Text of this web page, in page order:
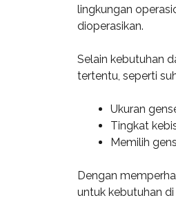
lingkungan
dioperasikan.
Selain kebutuhan
tertentu, seperti
Ukuran
Tingkat
Memilih
Dengan
untuk kebutuhan di